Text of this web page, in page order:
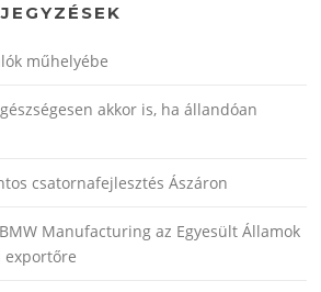
műhelyébe
akkor is, ha állandóan
csatornafejlesztés Ászáron
Manufacturing az Egyesült Államok
exportőre